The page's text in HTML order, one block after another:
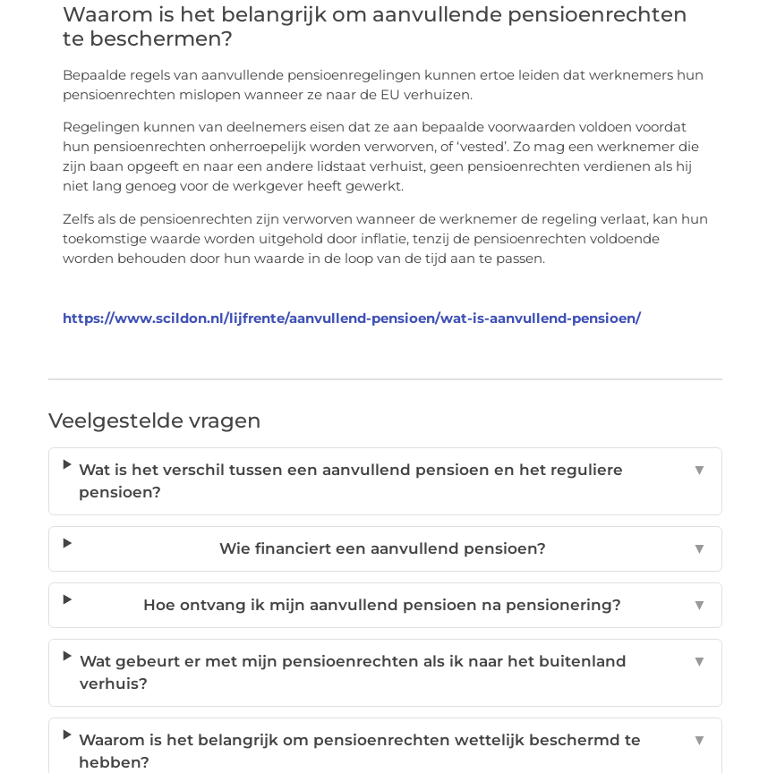
Waarom is het belangrijk om aanvullende pensioenrechten
te beschermen?
Bepaalde regels van aanvullende pensioenregelingen kunnen ertoe leiden dat werknemers hun
pensioenrechten mislopen wanneer ze naar de EU verhuizen.
Regelingen kunnen van deelnemers eisen dat ze aan bepaalde voorwaarden voldoen voordat
hun pensioenrechten onherroepelijk worden verworven, of ‘vested’. Zo mag een werknemer die
zijn baan opgeeft en naar een andere lidstaat verhuist, geen pensioenrechten verdienen als hij
niet lang genoeg voor de werkgever heeft gewerkt.
Zelfs als de pensioenrechten zijn verworven wanneer de werknemer de regeling verlaat, kan hun
toekomstige waarde worden uitgehold door inflatie, tenzij de pensioenrechten voldoende
worden behouden door hun waarde in de loop van de tijd aan te passen.
https://www.scildon.nl/lijfrente/aanvullend-pensioen/wat-is-aanvullend-pensioen/
Veelgestelde vragen
Wat is het verschil tussen een aanvullend pensioen en het reguliere
pensioen?
▼
Wie financiert een aanvullend pensioen? ▼
Hoe ontvang ik mijn aanvullend pensioen na pensionering? ▼
Wat gebeurt er met mijn pensioenrechten als ik naar het buitenland
verhuis?
▼
Waarom is het belangrijk om pensioenrechten wettelijk beschermd te
hebben?
▼